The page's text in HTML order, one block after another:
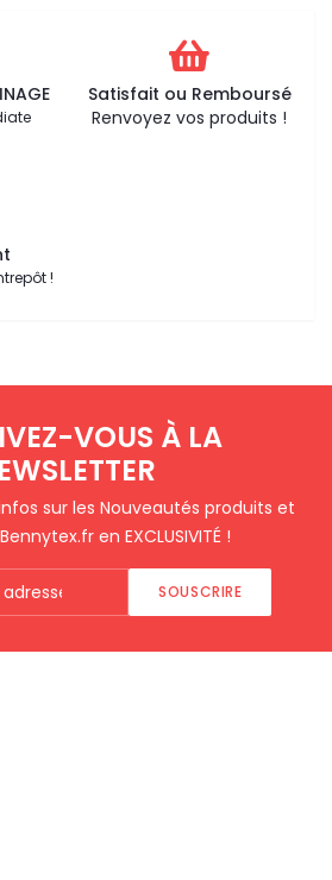
Satisfait ou Remboursé
Renvoyez vos produits !
!
VOUS À LA
sur les Nouveautés produits et
en EXCLUSIVITÉ !
SOUSCRIRE